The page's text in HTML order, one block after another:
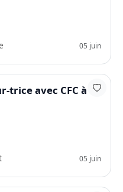
05 juin
trice avec CFC à
05 juin